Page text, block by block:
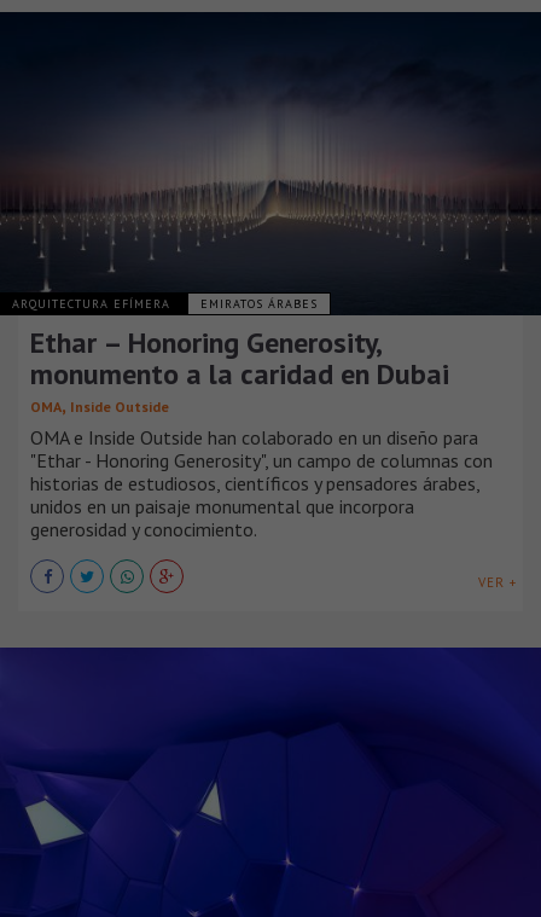
ARQUITECTURA EFÍMERA EMIRATOS ÁRABES
Ethar – Honoring Generosity,
monumento a la caridad en Dubai
OMA, Inside Outside
OMA e Inside Outside han colaborado en un diseño para
"Ethar - Honoring Generosity", un campo de columnas con
historias de estudiosos, científicos y pensadores árabes,
unidos en un paisaje monumental que incorpora
generosidad y conocimiento.
VER +